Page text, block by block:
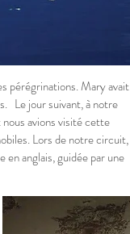
pérégrinations. Mary avait
Le jour suivant, à notre
nous avions visité cette
Lors de notre circuit,
anglais, guidée par une